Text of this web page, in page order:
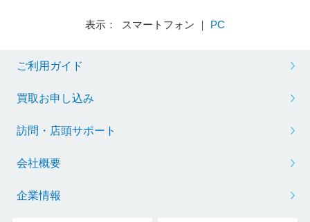
表示： スマートフォン ｜ PC
ご利用ガイド
買取お申し込み
訪問・店頭サポート
会社概要
企業情報